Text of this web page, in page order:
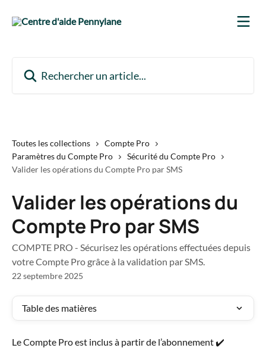
Toutes les collections
Compte Pro
Paramètres du Compte Pro
Sécurité du Compte Pro
Valider les opérations du Compte Pro par SMS
Valider les opérations du
Compte Pro par SMS
COMPTE PRO - Sécurisez les opérations effectuées depuis
votre Compte Pro grâce à la validation par SMS.
22 septembre 2025
Table des matières
Le Compte Pro est inclus à partir de l’abonnement ✔️